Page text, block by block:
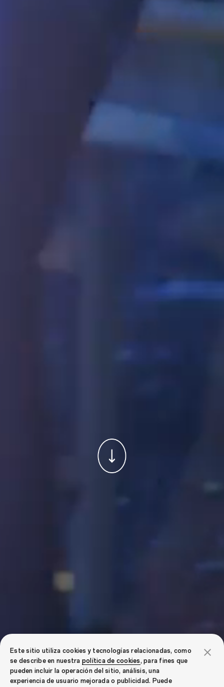
Este sitio utiliza cookies y tecnologías relacionadas, como
se describe en nuestra política de cookies, para fines que
pueden incluir la operación del sitio, análisis, una
experiencia de usuario mejorada o publicidad. Puede